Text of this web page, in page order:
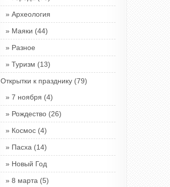
Археология
Маяки (44)
Разное
Туризм (13)
Открытки к празднику (79)
7 ноября (4)
Рождество (26)
Космос (4)
Пасха (14)
Новый Год
8 марта (5)